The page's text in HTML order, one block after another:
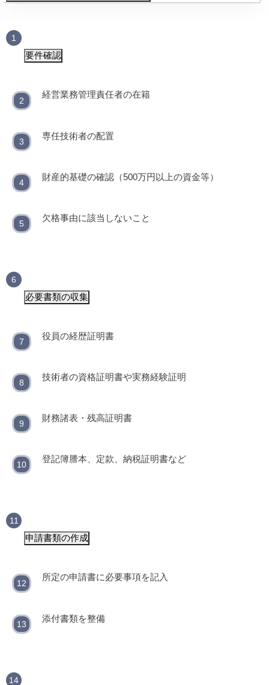
要件確認
経営業務管理責任者の在籍
専任技術者の配置
財産的基礎の確認（500万円以上の資金等）
欠格事由に該当しないこと
必要書類の収集
役員の経歴証明書
技術者の資格証明書や実務経験証明
財務諸表・残高証明書
登記簿謄本、定款、納税証明書など
申請書類の作成
所定の申請書に必要事項を記入
添付書類を整備